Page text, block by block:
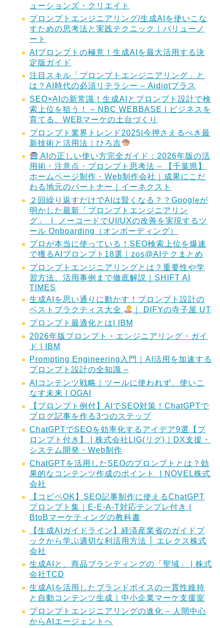
ューションズ・クリエイト
プロンプトエンジニアリング/生成AIを使いこな
すための思考法と実践テクニック｜バリューノ
ート
AIプロンプトの極意！生成AIを最大活用する決
定版ガイド
注目スキル「プロンプトエンジニアリング」と
は？AI時代の必須リテラシー – Aidiotプラス
SEO×AIの新常識！生成AIとプロンプト設計で検
索上位を狙う！ – NBC WEBBASE | ビジネスを
育てる、WEBマーケの土台づくり
プロンプト業界トレンド2025|今押さえるべき最
新技術と活用法｜ひろ吉
AIの正しい使い方完全ガイド：2026年版の活
用術・注意点・プロンプト思考法 – 【千葉県】
ホームページ制作・Web制作会社｜成果にこだ
わる地元のパートナー｜イーネクスト
２回繰り返すだけでAIは賢くなる？？Googleが
明かした最新「プロンプトエンジニアリン
グ」 | ノーコードでUI/UXの改善を実現するツ
ール Onboarding（オンボーディング）
プロが本当に使っている！SEO検索上位を爆速
で獲るAIプロンプト18選｜zos@AIテクまとめ
プロンプトエンジニアリングとは？重要性や学
習方法、活用事例まで徹底解説｜SHIFT AI
TIMES
生成AIを思い通りに動かす！プロンプト設計の
ベストプラクティス大全
｜ DIFYの寺子屋 UT
プロンプト最適化とは| IBM
2026年版プロンプト・エンジニアリング・ガイ
ド | IBM
Prompting Engineering入門｜AI活用を加速する
プロンプト設計の全知識 –
AIコンテンツ戦略｜ツールに使われず、使いこ
なす未来 | OGAI
【プロンプト例付】AIでSEO対策！ChatGPTで
ブログ記事を作る3つのステップ
ChatGPTでSEOを効率化するアイデア9選【プ
ロンプト付き】 | 株式会社LIG(リグ)｜DX支援・
システム開発・Web制作
ChatGPTを活用したSEOのプロンプトとは？効
果的なコンテンツ作成のポイント | NOVEL株式
会社
【コピペOK】SEO記事制作に使えるChatGPT
プロンプト集｜E-E-A-T対応テンプレ付き |
BtoBマーケティングの教科書
【生成AIガイドライン】経済産業省のガイドブ
ックから学ぶ適切な利活用方法 │ エレクス株式
会社
生成AIと、商品ブランディングの「聖域」 | 株式
会社TCD
生成AIを活用したブランドボイスの一貫性維持
と自動コンテンツ生成｜中小企業マーケ支援室
プロンプトエンジニアリングの進化 – 人間中心
からAIエージェントへ